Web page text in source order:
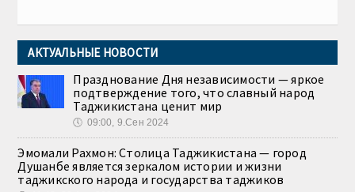
АКТУАЛЬНЫЕ НОВОСТИ
Празднование Дня независимости — яркое
подтверждение того, что славный народ
Таджикистана ценит мир
🕔 09:00, 9.Сен 2024
Эмомали Рахмон: Столица Таджикистана — город
Душанбе является зеркалом истории и жизни
таджикского народа и государства таджиков